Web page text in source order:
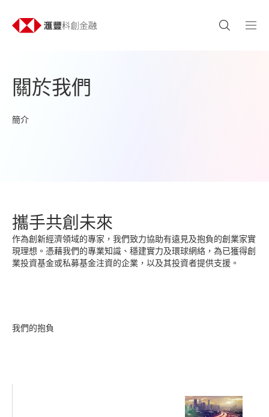
關於我們
簡介
攜手共創未來
作為創新經濟領域的專家，我們致力協助有遠見及抱負的創業家實
現理想。憑藉我們的專業知識、穩建實力及環球網絡，為已獲得創
業投資基金或私募基金注資的企業，以及其投資者提供支援。
我們的抱負